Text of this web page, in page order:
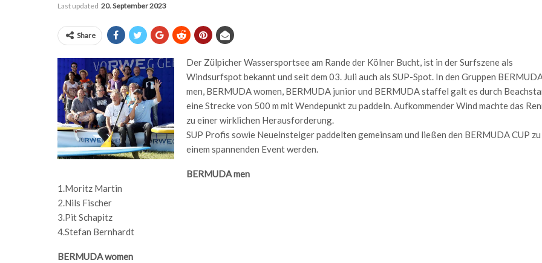
Last updated 20. September 2023
Share
Der Zülpicher Wassersportsee am Rande der Kölner Bucht, ist in der Surfszene als
Windsurfspot bekannt und seit dem 03. Juli auch als SUP-Spot. In den Gruppen
men, BERMUDA women, BERMUDA junior und BERMUDA staffel galt es durch
eine Strecke von 500 m mit Wendepunkt zu paddeln. Aufkommender Wind machte das
zu einer wirklichen Herausforderung.
SUP Profis sowie Neueinsteiger paddelten gemeinsam und ließen den BERMUDA CUP zu
einem spannenden Event werden.
BERMUDA men
1.Moritz Martin
2.Nils Fischer
3.Pit Schapitz
4.Stefan Bernhardt
BERMUDA women